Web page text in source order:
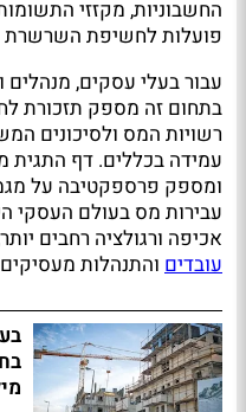
החשבוניות, מקזזי
פועלות לחשיפת השרשרת
עבור בעלי עסקים,
בתחום זה מספק תזכורת
רשויות המס ולסיכונים
עמידה בכללים. דף התגית
ומספק פרספקטיבה על
עבירות מס בעולם העסקי
אכיפה ורגולציה רחבים
עובדים והתנהלות